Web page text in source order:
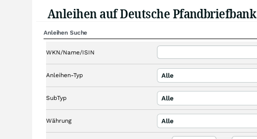
Anleihen auf Deutsche Pfandbriefbank
Anleihen Suche
WKN/Name/ISIN
Anleihen-Typ Alle
SubTyp Alle
Währung Alle